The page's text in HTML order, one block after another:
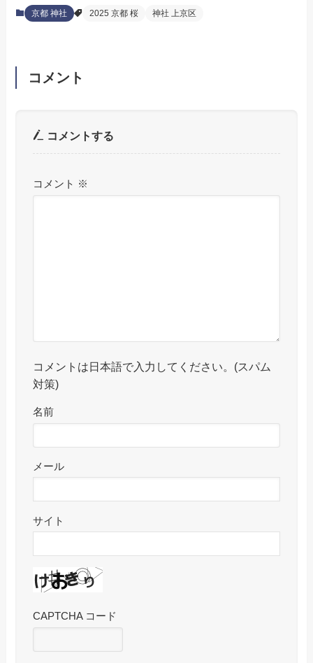
京都 神社 2025 京都 桜 神社 上京区
コメント
コメントする
コメント ※
コメントは日本語で入力してください。(スパム
対策)
名前
メール
サイト
CAPTCHA コード